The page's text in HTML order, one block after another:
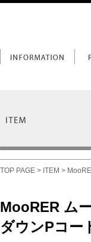
TOP PAGE > ITEM >
MooRER ム
ダウンPコー